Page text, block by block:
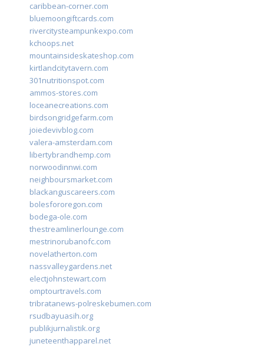
caribbean-corner.com
bluemoongiftcards.com
rivercitysteampunkexpo.com
kchoops.net
mountainsideskateshop.com
kirtlandcitytavern.com
301nutritionspot.com
ammos-stores.com
loceanecreations.com
birdsongridgefarm.com
joiedevivblog.com
valera-amsterdam.com
libertybrandhemp.com
norwoodinnwi.com
neighboursmarket.com
blackanguscareers.com
bolesfororegon.com
bodega-ole.com
thestreamlinerlounge.com
mestrinorubanofc.com
novelatherton.com
nassvalleygardens.net
electjohnstewart.com
omptourtravels.com
tribratanews-polreskebumen.com
rsudbayuasih.org
publikjurnalistik.org
juneteenthapparel.net